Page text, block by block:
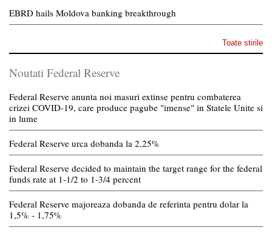
EBRD hails Moldova banking breakthrough
Toate stirile
Noutati Federal Reserve
Federal Reserve anunta noi masuri extinse pentru combaterea
crizei COVID-19, care produce pagube "imense" in Statele Unite si
in lume
Federal Reserve urca dobanda la 2,25%
Federal Reserve decided to maintain the target range for the federal
funds rate at 1-1/2 to 1-3/4 percent
Federal Reserve majoreaza dobanda de referinta pentru dolar la
1,5% - 1,75%